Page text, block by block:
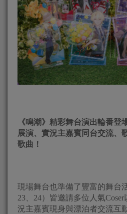
《鳴潮》精彩舞台演出輪番登
展演、實況主嘉賓同台交流、
歌曲！
現場舞台也準備了豐富的舞台
23、24）皆邀請多位人氣
況主嘉賓現身與漂泊者交流互